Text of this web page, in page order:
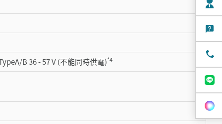
B 36 - 57 V (不能同時供電)*4